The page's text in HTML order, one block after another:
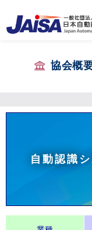
協会概
自動認識